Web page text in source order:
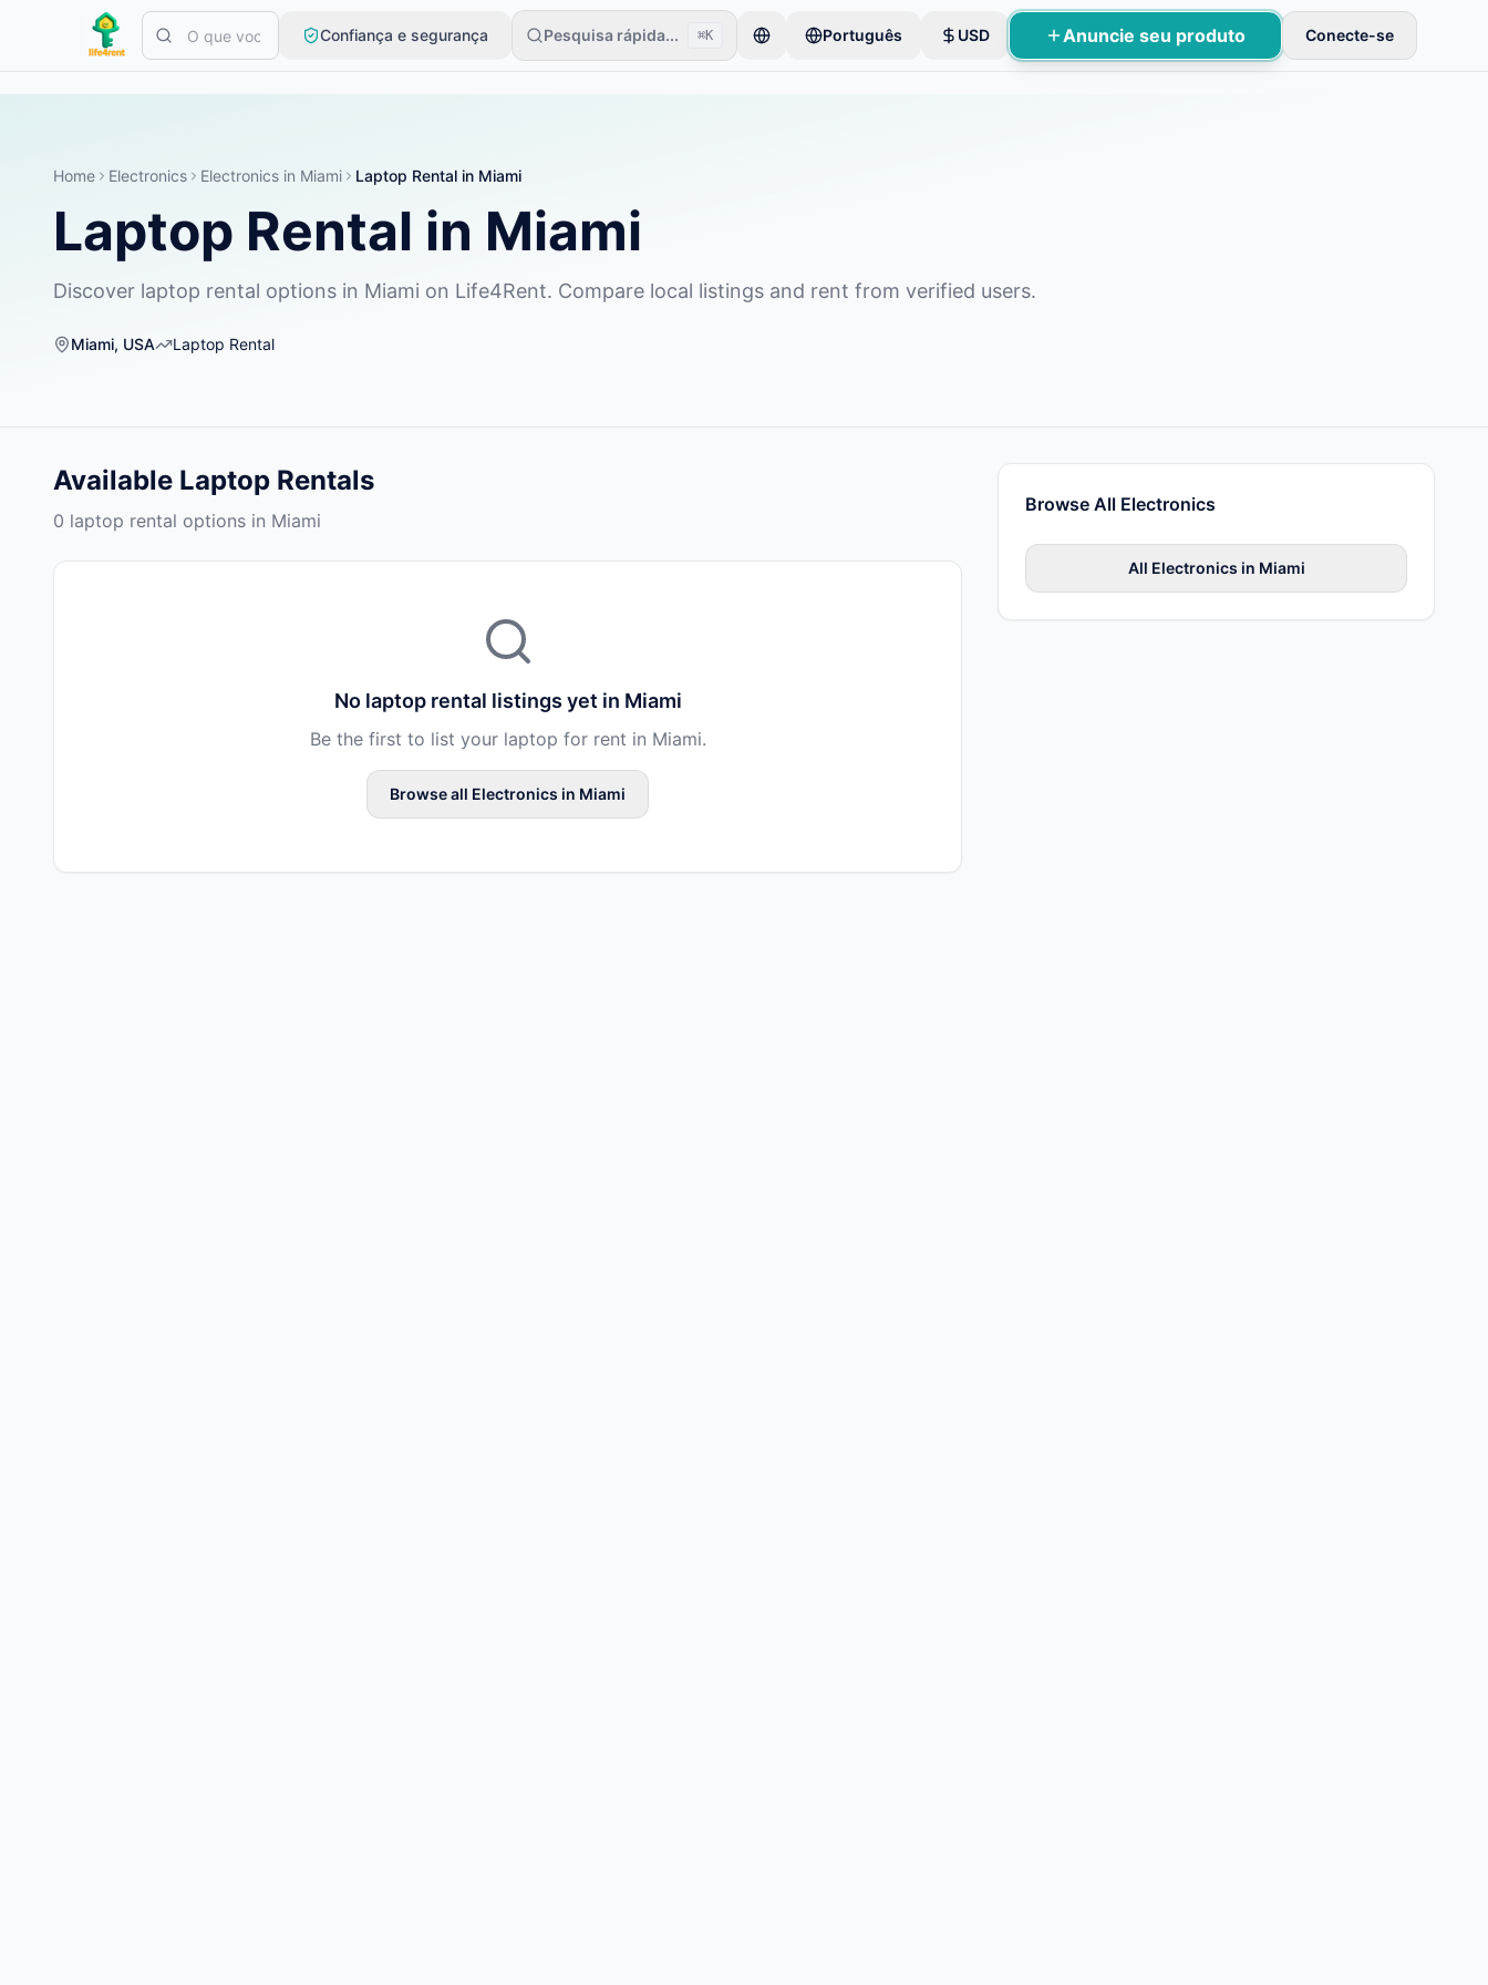
Skip to main content
Confiança e segurança Pesquisa rápida... ⌘K Português USD Anuncie seu produto Conecte-se
Home Electronics Electronics in Miami Laptop Rental in Miami
Laptop Rental in Miami
Discover laptop rental options in Miami on Life4Rent. Compare local listings and rent from verified users.
Miami, USA Laptop Rental
Available Laptop Rentals
0 laptop rental options in Miami
No laptop rental listings yet in Miami
Be the first to list your laptop for rent in Miami.
Browse all Electronics in Miami
Browse All Electronics
All Electronics in Miami